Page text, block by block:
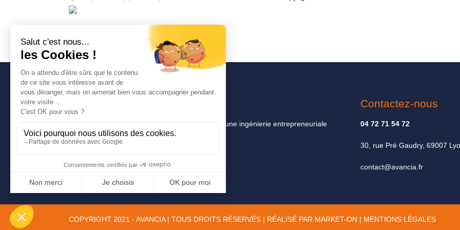
Un cabinet d’expertise comptable lyonnais pour une ingénierie entrepreneuriale
pragmatique, innovante et efficace.
Contactez-nous
04 72 71 54 72
30, rue Pré Gaudry, 69007
contact@avancia.fr
COPYRIGHT 2021 - AVANCIA | TOUS DROITS RÉSERVÉS | RÉALISÉ PAR MARKET-ON | MENTIONS LÉGALES